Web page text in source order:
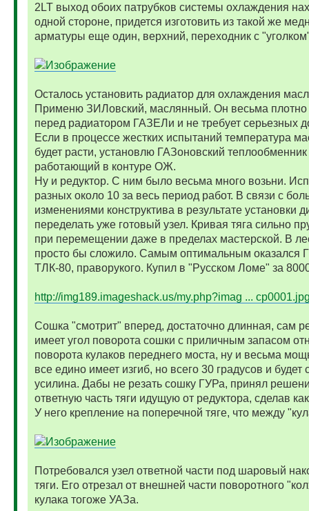
2LT выход обоих патрубков системы охлаждения
одной стороне, придется изготовить из такой же
арматуры еще один, верхний, переходник с
Осталось установить радиатор для охлаждения
Применю ЗИЛовский, маслянный. Он весьма плотно
перед радиатором ГАЗЕЛи и не требует серьезных
Если в процессе жестких испытаний температура
будет расти, установлю ГАЗоновский теплообменник
работающий в контуре ОЖ.
Ну и редуктор. С ним было весьма много возьни.
разных около 10 за весь период работ. В связи с
изменениями конструктива в результате установки
переделать уже готовый узел. Кривая тяга сильно
при перемещении даже в пределах мастерской. В
просто бы сложило. Самым оптимальным оказался
ТЛК-80, праворукого. Купил в "Русском Ломе" за
http://img189.imageshack.us/my.php?imag ...
Сошка "смотрит" вперед, достаточно длинная, сам
имеет угол поворота сошки с приличным запасом
поворота кулаков переднего моста, ну и весьма
все едино имеет изгиб, но всего 30 градусов и будет
усилина. Дабы не резать сошку ГУРа, принял
ответную часть тяги идущую от редуктора, сделав
У него крепление на поперечной тяге, что между
Потребовался узел ответной части под шаровый
тяги. Его отрезал от внешней части поворотного
кулака тогоже УАЗа.